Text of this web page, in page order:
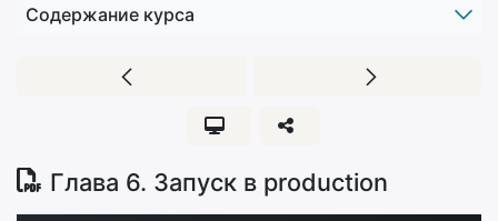
Содержание курса
Глава 6. Запуск в production